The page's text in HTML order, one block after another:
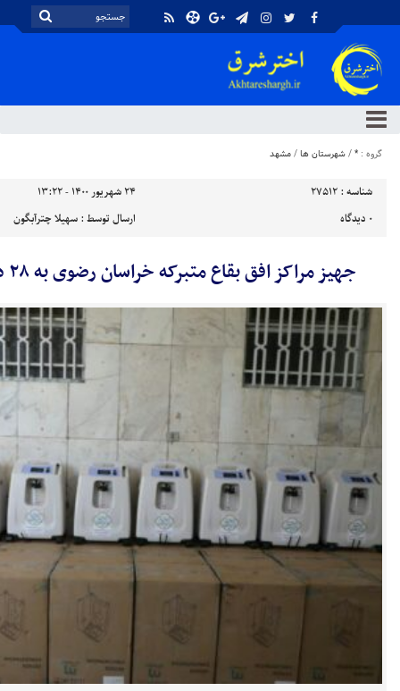
گروه : *
/شهرستان ها/مشهد
شناسه : 27512
۲۴ شهریور ۱۴۰۰ - ۱۳:۲۲
۰ دیدگاه ارسال توسط : سهیلا چترآبگون
جهیز مراکز افق بقاع متبرکه خراسان رضوی به ۲۸ دستگاه اکسیژن ساز